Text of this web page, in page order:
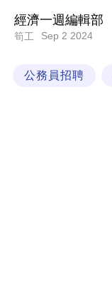
科
技
經濟一週編輯部
筍工 Sep 2 2024
公務員招聘